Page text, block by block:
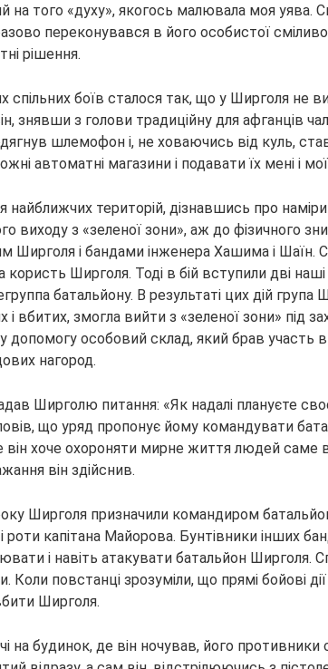
на того «духу», якогось малювала моя уява.
переконувався в його особистої
рішення.
спільних боїв сталося так, що у Ширголя не
знявши з голови традиційну для афганців
шлемофон і, не ховаючись від куль,
автоматні магазини і подавати їх мені і
територій, дізнавшись про
виходу з «зеленої зони», аж до фізичного
Ширголя і бандами інженера Хашима і Шаїн.
користь Ширголя. Тоді в бій вступили дві
батальйону. В результаті цих дій група
і вбитих, змогла вийти з «зеленої зони» під
допомогу особовий склад, який брав участь в
нагород.
Ширголю питання: «Як надалі плануєте
що уряд пропонує йому командувати
він хоче охороняти мирне життя людей саме
він здійснив.
Ширголя призначили командиром
роти капітана Майорова. Бунтівники інших
і навіть атакувати батальйон Ширголя.
Коли повстанці зрозуміли, що прямі бойові
Ширголя.
на будинок, де він ночував, його противники